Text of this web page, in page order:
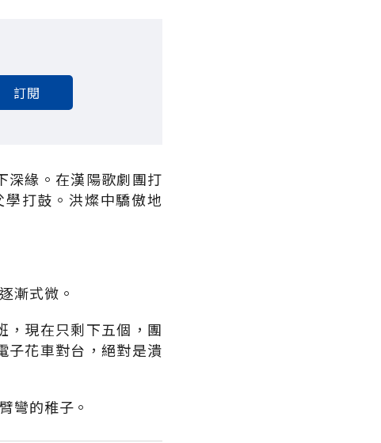
訂閱
深緣。在漢陽歌劇團打
打鼓。洪燦中驕傲地
漸式微。
，現在只剩下五個，團
子花車對台，絕對是潰
彎的稚子。